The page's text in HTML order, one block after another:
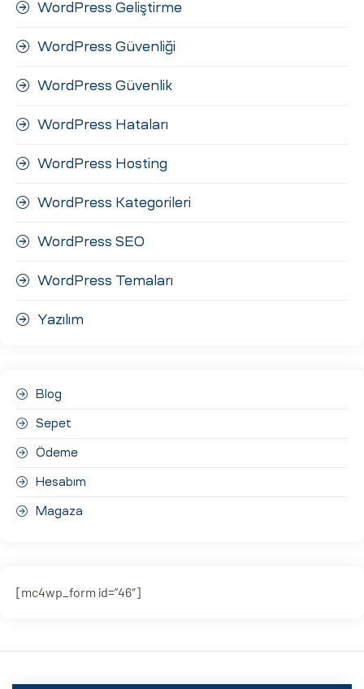
WordPress Geliştirme
WordPress Güvenliği
WordPress Güvenlik
WordPress Hataları
WordPress Hosting
WordPress Kategorileri
WordPress SEO
WordPress Temaları
Yazılım
Blog
Sepet
Ödeme
Hesabım
Magaza
[mc4wp_form id=”46″]